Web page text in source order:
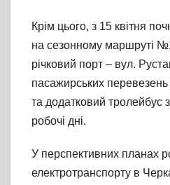
Крім цього, з 15 квітня
на сезонному маршруті
річковий порт – вул.
пасажирських
та додатковий
робочі дні.
У перспективних планах
електротранспорту в